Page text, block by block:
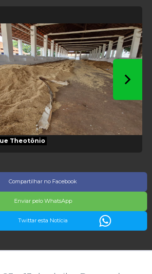
Theotônio
Compartilhar no Facebook
Enviar pelo WhatsApp
Twittar esta Notícia